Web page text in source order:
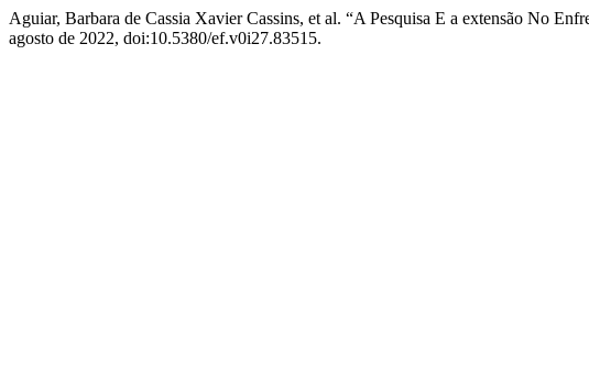
Aguiar, Barbara de Cassia Xavier Cassins, et al. “A Pesquisa E a extensão No
agosto de 2022, doi:10.5380/ef.v0i27.83515.